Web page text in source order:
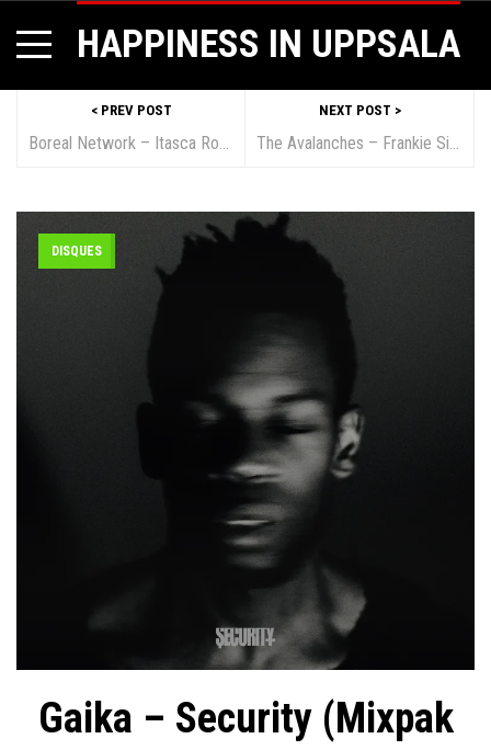
HAPPINESS IN UPPSALA
< PREV POST
Boreal Network – Itasca Road Trip (More Than Human – 2016)
NEXT POST >
The Avalanches – Frankie Sinatra (video)
DISQUES
Gaika – Security (Mixpak